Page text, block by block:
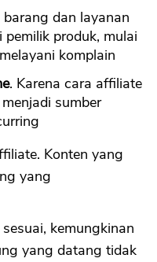
dan layanan
pemilik produk, mulai
komplain
. Karena cara affiliate
sumber
Konten yang
yang
kemungkinan
yang datang tidak